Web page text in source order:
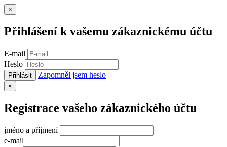
×
Přihlášení k vašemu zákaznickému účtu
E-mail
Heslo
Přihlásit Zapomněl jsem heslo
×
Registrace vašeho zákaznického účtu
jméno a příjmení
e-mail